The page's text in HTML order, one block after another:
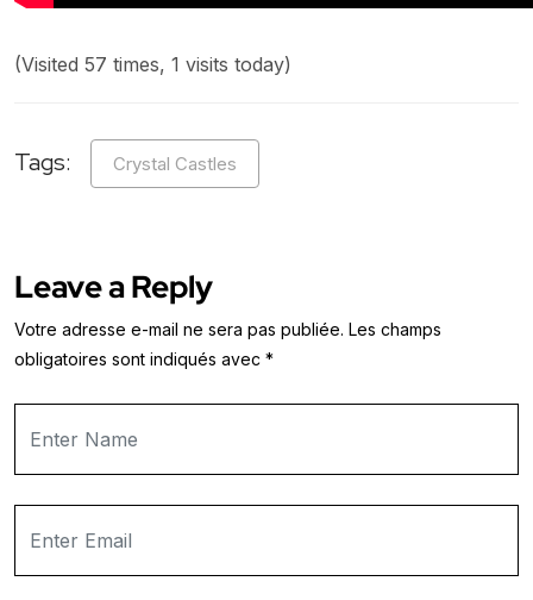
(Visited 57 times, 1 visits today)
Tags: Crystal Castles
Leave a Reply
Votre adresse e-mail ne sera pas publiée. Les champs
obligatoires sont indiqués avec *